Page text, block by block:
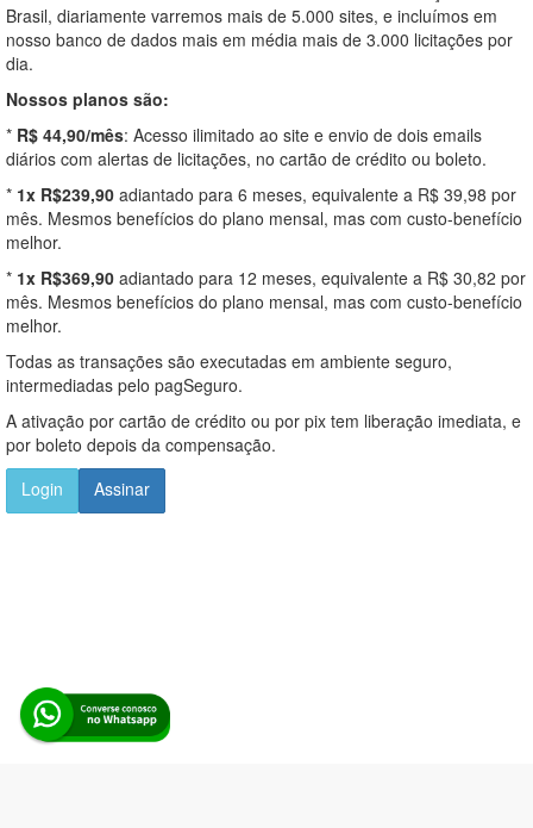
Brasil, diariamente varremos mais de 5.000 sites, e incluímos em
nosso banco de dados mais em média mais de 3.000 licitações por
dia.
Nossos planos são:
* R$ 44,90/mês: Acesso ilimitado ao site e envio de dois emails
diários com alertas de licitações, no cartão de crédito ou boleto.
* 1x R$239,90 adiantado para 6 meses, equivalente a R$ 39,98 por
mês. Mesmos benefícios do plano mensal, mas com custo-benefício
melhor.
* 1x R$369,90 adiantado para 12 meses, equivalente a R$ 30,82 por
mês. Mesmos benefícios do plano mensal, mas com custo-benefício
melhor.
Todas as transações são executadas em ambiente seguro,
intermediadas pelo pagSeguro.
A ativação por cartão de crédito ou por pix tem liberação imediata, e
por boleto depois da compensação.
Login
Assinar